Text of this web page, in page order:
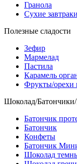
Гранола
Сухие завтраки
Полезные сладости
Зефир
Мармелад
Пастила
Карамель
Фрукты/орехи
Шоколад/
Батончик
Батончик
Конфеты
Батончик
Шоколад